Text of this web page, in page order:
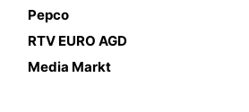
Pepco
RTV EURO AGD
Media Markt